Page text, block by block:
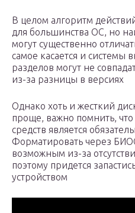
В целом алгоритм
для большинства ОС, но
могут существенно
самое касается и системы
разделов могут не
из-за разницы в версиях
Однако хоть и жесткий
проще, важно помнить,
средств является
Форматировать через
возможным из-за
поэтому придется
устройством